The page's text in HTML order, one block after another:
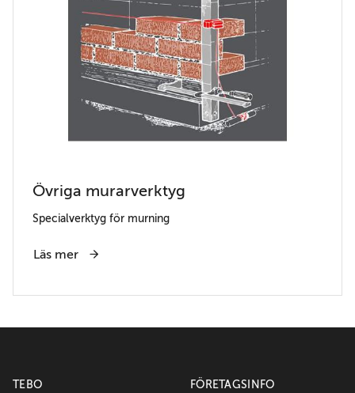
Övriga murarverktyg
Specialverktyg för murning
Läs mer
TEBO
FÖRETAGSINFO